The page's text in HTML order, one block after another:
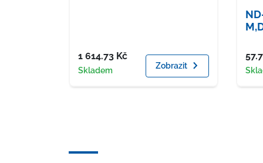
Cena
1 614.73 Kč
Dostupnost
Skladem Zobrazit